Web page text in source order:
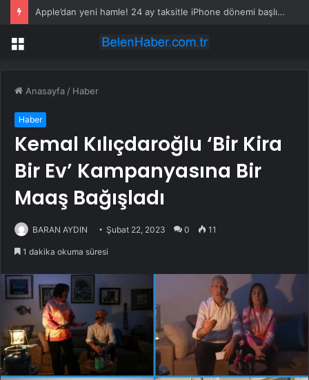
Apple’dan yeni hamle! 24 ay taksitle iPhone dönemi başlıyor
Menü
Anasayfa / Haber
Haber
Kemal Kılıçdaroğlu ‘Bir Kira
Bir Ev’ Kampanyasına Bir
Maaş Bağışladı
BARAN AYDIN Şubat 22, 2023 0 11
1 dakika okuma süresi